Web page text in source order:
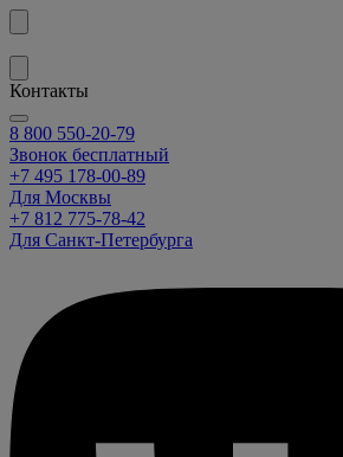
Контакты
8 800 550-20-79
Звонок бесплатный
+7 495 178-00-89
Для Москвы
+7 812 775-78-42
Для Санкт-Петербурга